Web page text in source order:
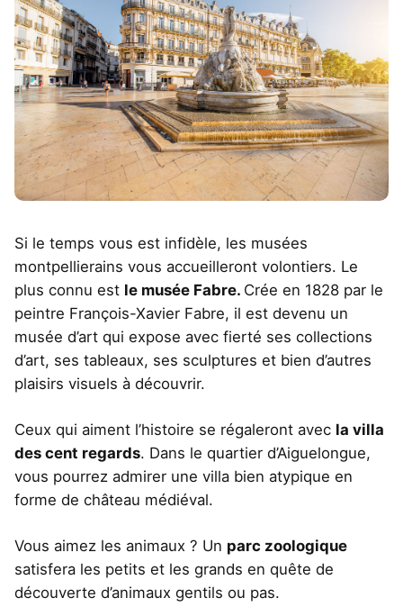
Si le temps vous est infidèle, les musées
montpellierains vous accueilleront volontiers. Le
plus connu est le musée Fabre. Crée en 1828 par le
peintre François-Xavier Fabre, il est devenu un
musée d’art qui expose avec fierté ses collections
d’art, ses tableaux, ses sculptures et bien d’autres
plaisirs visuels à découvrir.
Ceux qui aiment l’histoire se régaleront avec la villa
des cent regards. Dans le quartier d’Aiguelongue,
vous pourrez admirer une villa bien atypique en
forme de château médiéval.
Vous aimez les animaux ? Un parc zoologique
satisfera les petits et les grands en quête de
découverte d’animaux gentils ou pas.